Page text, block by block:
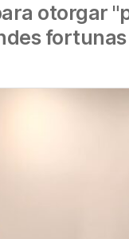
otorgar
fortunas